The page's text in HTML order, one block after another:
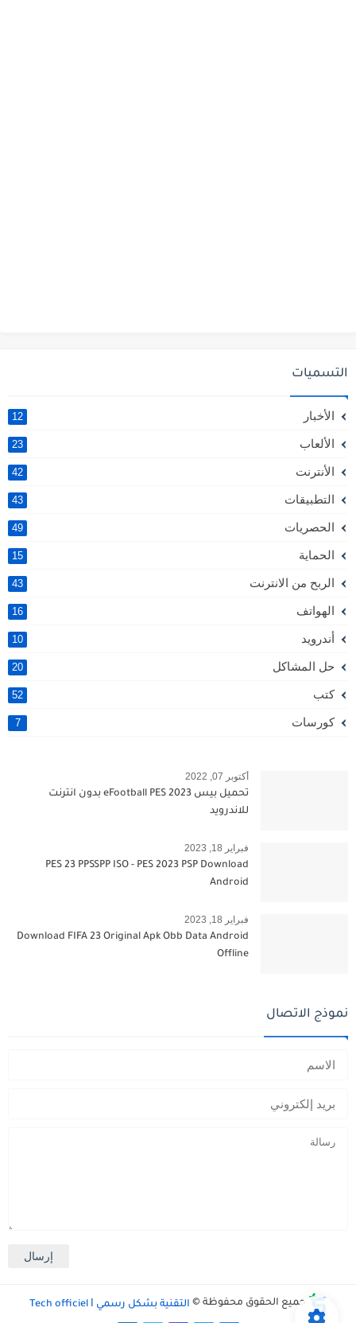
التسميات
الأخبار 12
الألعاب 23
الأنترنت 42
التطبيقات 43
الحصريات 49
الحماية 15
الربح من الانترنت 43
الهواتف 16
أندرويد 10
حل المشاكل 20
كتب 52
كورسات 7
أكتوبر 07, 2022
تحميل بيس 2023 eFootball PES بدون انترنت
للاندرويد
فبراير 18, 2023
PES 23 PPSSPP ISO - PES 2023 PSP Download
Android
فبراير 18, 2023
Download FIFA 23 Original Apk Obb Data Android
Offline
نموذج الاتصال
جميع الحقوق محفوظة © التقنية بشكل رسمي Tech officiel ǀ